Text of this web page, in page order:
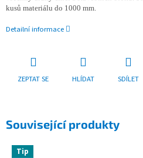
kusů materiálu do 1000 mm.
Detailní informace
ZEPTAT SE HLÍDAT SDÍLET
Související produkty
Tip